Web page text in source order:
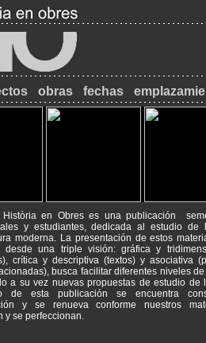
obras fechas
Història en Obres es una publicación
y estudiantes, dedicada al estudio
moderna. La presentación de estos
desde una triple visión: gráfica y
crítica y descriptiva (textos) y asociativa
busca facilitar diferentes niveles
a su vez nuevas propuestas de estudio de
de esta publicación se encuentra
y se renueva conforme nuestros
y se perfeccionan.
Máster de Restauración de Monumentos
- RESTAURACIÓ - HISTÒRIA